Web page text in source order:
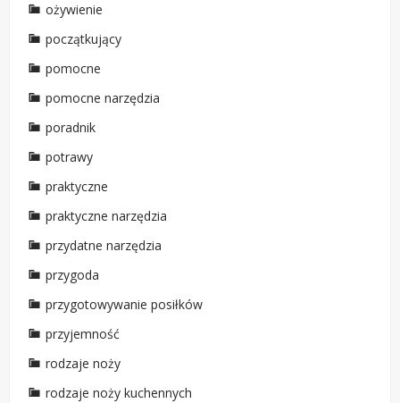
ożywienie
początkujący
pomocne
pomocne narzędzia
poradnik
potrawy
praktyczne
praktyczne narzędzia
przydatne narzędzia
przygoda
przygotowywanie posiłków
przyjemność
rodzaje noży
rodzaje noży kuchennych